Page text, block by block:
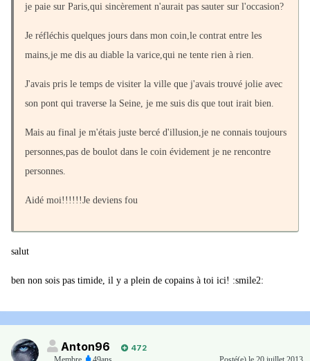
je paie sur Paris,qui sincèrement n'aurait pas sauter sur l'occasion?
Je réfléchis quelques jours dans mon coin,le contrat entre les
mains,je me dis au diable la varice,qui ne tente rien à rien.
J'avais pris le temps de visiter la ville que j'avais trouvé jolie avec
son pont qui traverse la Seine, je me suis dis que tout irait bien.
Mais au final je m'étais juste bercé d'illusion,je ne connais toujours
personnes,pas de boulot dans le coin évidement je ne rencontre
personnes.
Aidé moi!!!!!!Je deviens fou
salut
ben non sois pas timide, il y a plein de copains à toi ici! :smile2:
Anton96
472